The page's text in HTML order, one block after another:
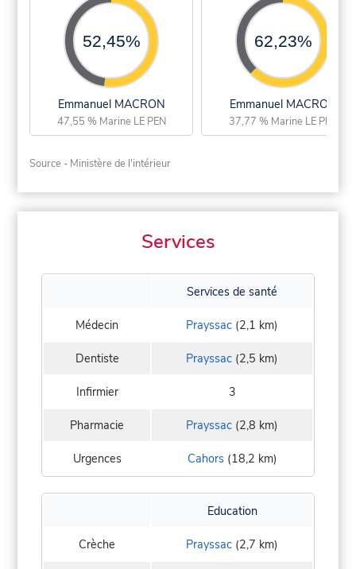
52,45%
Emmanuel MACRON
47,55 % Marine LE PEN
62,23%
Emmanuel MACRON
37,77 % Marine LE PEN
Source - Ministère de l'intérieur
Services
Services de santé
Médecin Prayssac (2,1 km)
Dentiste Prayssac (2,5 km)
Infirmier 3
Pharmacie Prayssac (2,8 km)
Urgences Cahors(18,2 km)
Education
Crèche Prayssac (2,7 km)